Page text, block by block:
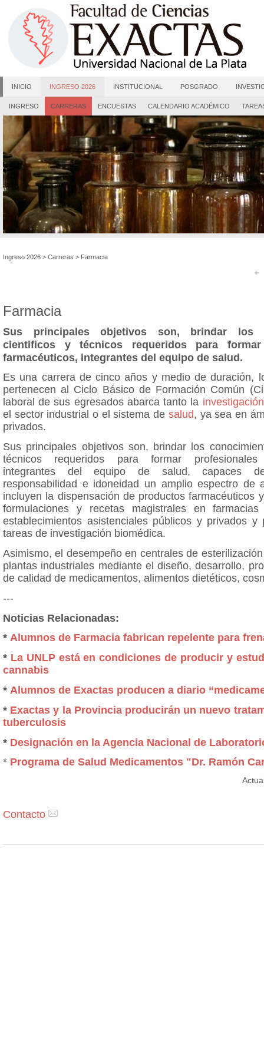
INICIO INGRESO 2026 INSTITUCIONAL POSGRADO
INGRESO CARRERAS ENCUESTAS CALENDARIO ACADÉMICO
Ingreso 2026 > Carreras > Farmacia
Farmacia
Sus principales objetivos son, brindar los
cientificos y técnicos requeridos para formar
farmacéuticos, integrantes del equipo de salud.
Es una carrera de cinco años y medio de duración,
pertenecen al Ciclo Básico de Formación Común
laboral de sus egresados abarca tanto la
el sector industrial o el sistema de salud, ya sea en
privados.
Sus principales objetivos son, brindar los
técnicos requeridos para formar profesionales
integrantes del equipo de salud, capaces
responsabilidad e idoneidad un amplio espectro de
incluyen la dispensación de productos farmacéuticos
formulaciones y recetas magistrales en
establecimientos asistenciales públicos y privados y
tareas de investigación biomédica.
Asimismo, el desempeño en centrales de
plantas industriales mediante el diseño, desarrollo,
de calidad de medicamentos, alimentos dietéticos,
---
Noticias Relacionadas:
* Alumnos de Farmacia fabrican repelente para
* La UNLP está en condiciones de producir y
cannabis
* Alumnos de Exactas producen a diario
* Exactas y la Provincia producirán un nuevo
tuberculosis
* Designación en la Agencia Nacional de
* Programa de Salud Medicamentos "Dr. Ramón
Contacto